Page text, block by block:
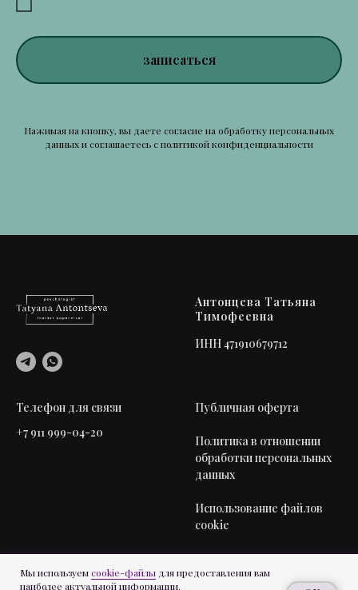
записаться
Нажимая на кнопку, вы даете согласие на обработку персональных
данных и соглашаетесь c политикой конфиденциальности
Антонцева Татьяна
Тимофеевна
ИНН 471910679712
Телефон для связи
+7 911 999-04-20
Публичная оферта
Политика в отношении
обработки персональных
данных
Использование файлов
cookie
Мы используемcookie-файлы для предоставления вам
наиболее актуальной информации.